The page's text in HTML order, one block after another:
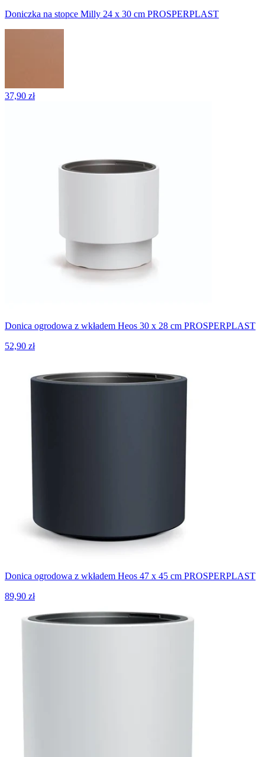
Doniczka na stopce Milly 24 x 30 cm PROSPERPLAST
37,90 zł
Donica ogrodowa z wkładem Heos 30 x 28 cm PROSPERPLAST
52,90 zł
Donica ogrodowa z wkładem Heos 47 x 45 cm PROSPERPLAST
89,90 zł